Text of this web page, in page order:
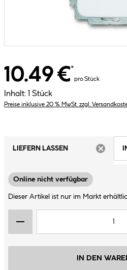
10.49 €*
pro Stück
Inhalt: 1 Stück
Preise inklusive 20 % MwSt. zzgl.
LIEFERN LASSEN
Online nicht verfügbar
Dieser Artikel ist nur im Markt
IN DEN